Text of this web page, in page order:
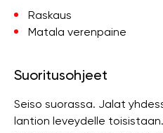
Raskaus
Matala verenpaine
Suoritusohjeet
Seiso suorassa. Jalat
lantion leveydelle